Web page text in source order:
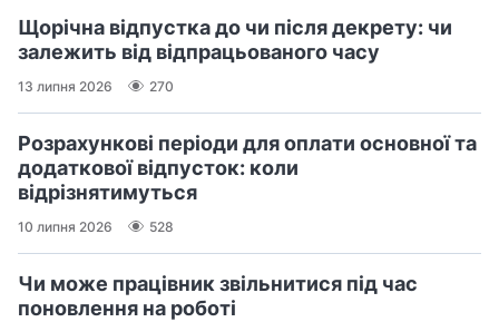
Щорічна відпустка до чи після декрету: чи
залежить від відпрацьованого часу
13 липня 2026 270
Розрахункові періоди для оплати основної та
додаткової відпусток: коли
відрізнятимуться
10 липня 2026 528
Чи може працівник звільнитися під час
поновлення на роботі